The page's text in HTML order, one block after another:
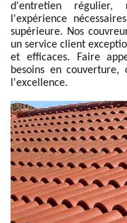
d'entretien régulier,
l'expérience
supérieure. Nos
un service client
et efficaces. Faire
besoins en
l'excellence.